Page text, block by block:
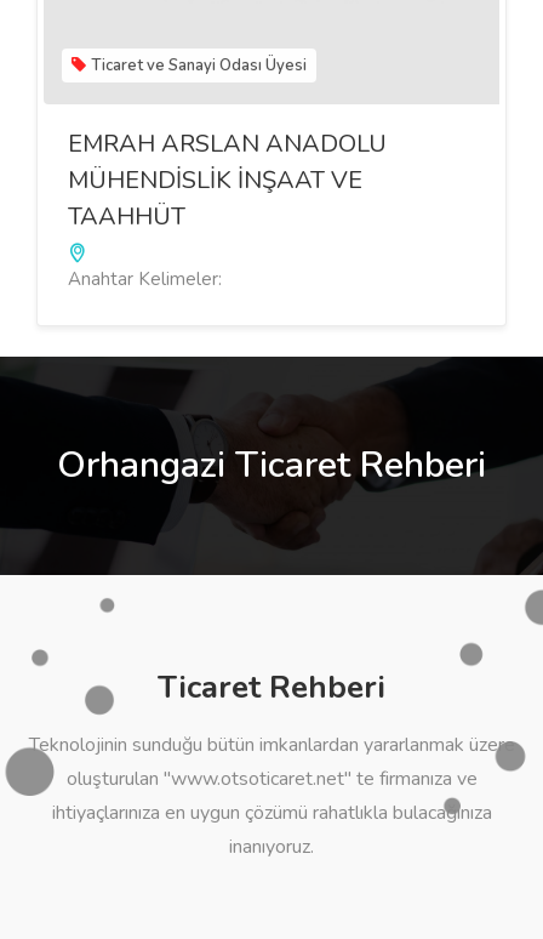
Ticaret ve Sanayi Odası Üyesi
EMRAH ARSLAN ANADOLU
MÜHENDİSLİK İNŞAAT VE
TAAHHÜT
Anahtar Kelimeler:
Orhangazi Ticaret Rehberi
Ticaret Rehberi
Teknolojinin sunduğu bütün imkanlardan yararlanmak üzere
oluşturulan "www.otsoticaret.net" te firmanıza ve
ihtiyaçlarınıza en uygun çözümü rahatlıkla bulacağınıza
inanıyoruz.